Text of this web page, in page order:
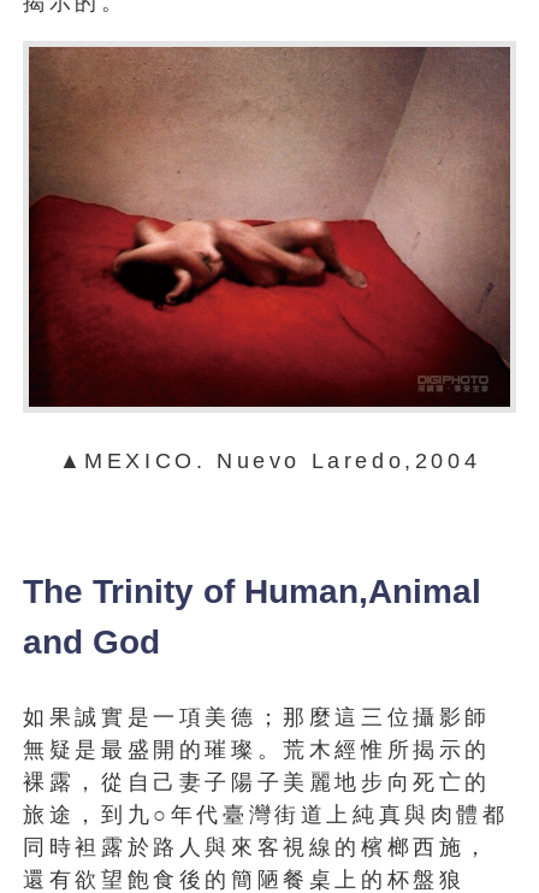
▲MEXICO. Nuevo Laredo,2004
The Trinity of Human,Animal
and God
如果誠實是一項美德；那麼這三位攝影師
無疑是最盛開的璀璨。荒木經惟所揭示的
裸露，從自己妻子陽子美麗地步向死亡的
旅途，到九○年代臺灣街道上純真與肉體都
同時袒露於路人與來客視線的檳榔西施，
還有欲望飽食後的簡陋餐桌上的杯盤狼